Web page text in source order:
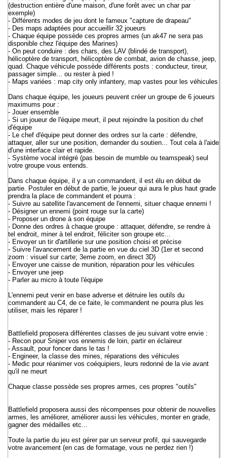
(destruction entière d'une maison, d'une forêt avec un char par
exemple)
- Différents modes de jeu dont le fameux "capture de drapeau"
- Des maps adaptées pour accueillir 32 joueurs
- Chaque équipe possède ces propres armes (un ak47 ne sera pas
disponible chez l'équipe des Marines)
- On peut conduire : des chars, des LAV (blindé de transport),
hélicoptère de transport, hélicoptère de combat, avion de chasse, jeep,
quad. Chaque véhicule possède différents posts : conducteur, tireur,
passager simple... ou rester à pied !
- Maps variées : map city only infantery, map vastes pour les véhicules
Dans chaque équipe, les joueurs peuvent créer un groupe de 6 joueurs
maximums pour :
- Jouer ensemble
- Si un joueur de l'équipe meurt, il peut rejoindre la position du chef
d'équipe
- Le chef d'équipe peut donner des ordres sur la carte : défendre,
attaquer, aller sur une position, demander du soutien... Tout cela à l'aide
d'une interface clair et rapide.
- Système vocal intégré (pas besoin de mumble ou teamspeak) seul
votre groupe vous entends.
Dans chaque équipe, il y a un commandent, il est élu en début de
partie. Postuler en début de partie, le joueur qui aura le plus haut grade
prendra la place de commandent et pourra :
- Suivre au satellite l'avancement de l'ennemi, situer chaque ennemi !
- Désigner un ennemi (point rouge sur la carte)
- Proposer un drone à son équipe
- Donne des ordres à chaque groupe : attaquer, défendre, se rendre à
tel endroit, miner à tel endroit, féliciter son groupe etc...
- Envoyer un tir d'artillerie sur une position choisi et précise
- Suivre l'avancement de la partie en vue du ciel 3D (1er et second
zoom : visuel sur carte; 3eme zoom, en direct 3D)
- Envoyer une caisse de munition, réparation pour les véhicules
- Envoyer une jeep
- Parler au micro à toute l'équipe
L'ennemi peut venir en base adverse et détruire les outils du
commandent au C4, de ce faite, le commandent ne pourra plus les
utiliser, mais les réparer !
Battlefield proposera différentes classes de jeu suivant votre envie :
- Recon pour Sniper vos ennemis de loin, partir en éclaireur
- Assault, pour foncer dans le tas !
- Engineer, la classe des mines, réparations des véhicules
- Medic pour réanimer vos coéquipiers, leurs redonné de la vie avant
qu'il ne meurt
Chaque classe possède ses propres armes, ces propres "outils"
Battlefield proposera aussi des récompenses pour obtenir de nouvelles
armes, les améliorer, améliorer aussi les véhicules, monter en grade,
gagner des médailles etc...
Toute la partie du jeu est gérer par un serveur profil, qui sauvegarde
votre avancement (en cas de formatage, vous ne perdez rien !)